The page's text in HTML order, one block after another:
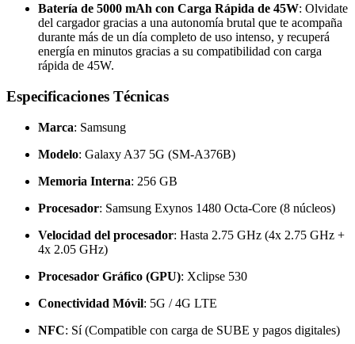
Batería de 5000 mAh con Carga Rápida de 45W: Olvidate
del cargador gracias a una autonomía brutal que te acompaña
durante más de un día completo de uso intenso, y recuperá
energía en minutos gracias a su compatibilidad con carga
rápida de 45W.
Especificaciones Técnicas
Marca: Samsung
Modelo: Galaxy A37 5G (SM-A376B)
Memoria Interna: 256 GB
Procesador: Samsung Exynos 1480 Octa-Core (8 núcleos)
Velocidad del procesador: Hasta 2.75 GHz (4x 2.75 GHz +
4x 2.05 GHz)
Procesador Gráfico (GPU): Xclipse 530
Conectividad Móvil: 5G / 4G LTE
NFC: Sí (Compatible con carga de SUBE y pagos digitales)